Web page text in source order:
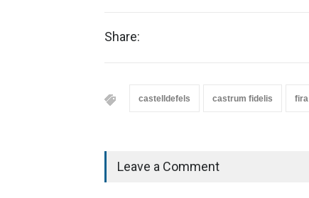
Share:
castelldefels castrum fidelis fira
Leave a Comment